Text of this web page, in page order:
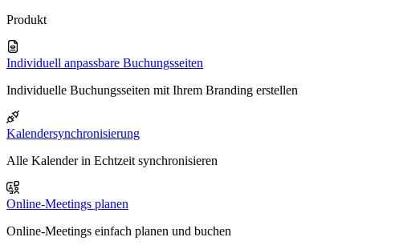
Produkt
Individuell anpassbare Buchungsseiten
Individuelle Buchungsseiten mit Ihrem Branding erstellen
Kalendersynchronisierung
Alle Kalender in Echtzeit synchronisieren
Online-Meetings planen
Online-Meetings einfach planen und buchen